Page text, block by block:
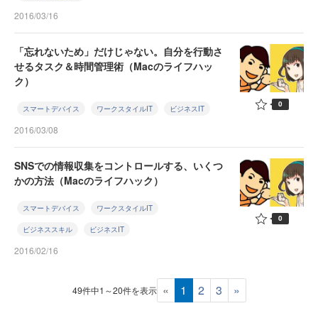
2016/03/16
「忘れないため」だけじゃない。自分を行動さ
せるタスク＆時間管理術（Macのライフハッ
ク）
スマートデバイス ワークスタイルIT ビジネスIT
2016/03/08
0
SNSでの情報収集をコントロールする、いくつ
かの方法（Macのライフハック）
スマートデバイス ワークスタイルIT
ビジネススキル ビジネスIT
2016/02/16
0
49件中1～20件を表示 « 1 2 3 »